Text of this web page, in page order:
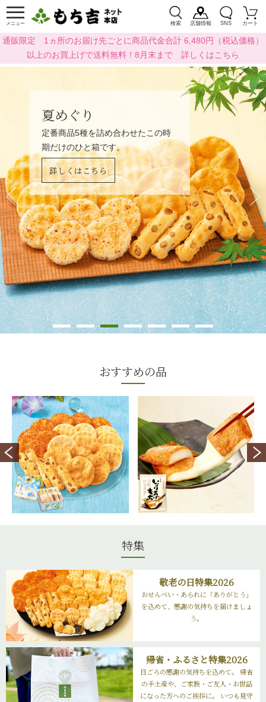
メニュー 検索 店舗情報 SNS カート
通販限定 1ヵ所のお届け先ごとに商品代金合計 6,480円（税込価格）
以上のお買上げで送料無料！8月末まで 詳しくはこちら
夏めぐり
定番商品5種を詰め合わせたこの時
期だけのひと箱です。
詳しくはこちら
おすすめの品
1,620
特集
敬老の日特集2026
おせんべい・あられに「ありがとう」
を込めて、感謝の気持ちを届けましょ
う。
帰省・ふるさと特集2026
日ごろの感謝の気持ちを込めて。 帰省
の手土産や、ご家族・ご友人・お世話
になった方へのご挨拶に。 いつも見守